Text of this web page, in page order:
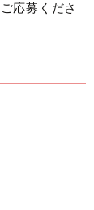
応募くださ